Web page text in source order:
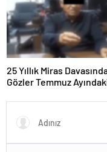
25 Yıllık Miras
Gözler Temmuz